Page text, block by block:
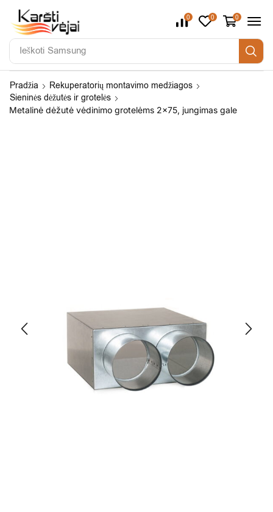
Ieškoti Samsung
0 0 0
Pradžia
Rekuperatorių montavimo medžiagos
Sieninės dėžutės ir grotelės
Metalinė dėžutė vėdinimo grotelėms 2×75, jungimas gale